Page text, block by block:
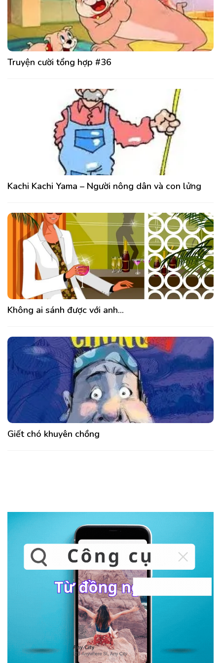
Truyện cười tổng hợp #36
Kachi Kachi Yama – Người nông dân và con lửng
Không ai sánh được với anh…
Giết chó khuyên chồng